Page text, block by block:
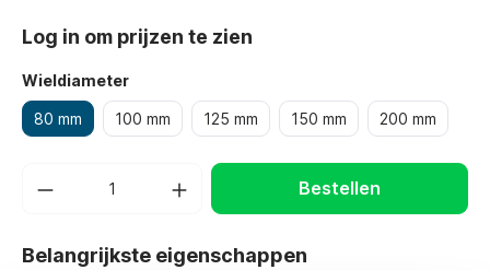
Log in om prijzen te zien
Wieldiameter
80 mm 100 mm 125 mm 150 mm 200 mm
Bestellen
Belangrijkste eigenschappen